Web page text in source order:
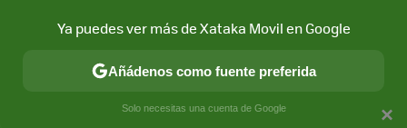
CONECTIVIDAD MÓVIL Y SOCIEDAD APLICACIONES
×
Ya puedes ver más de Xataka Movil en Google
Añádenos como fuente preferida
Solo necesitas una cuenta de Google